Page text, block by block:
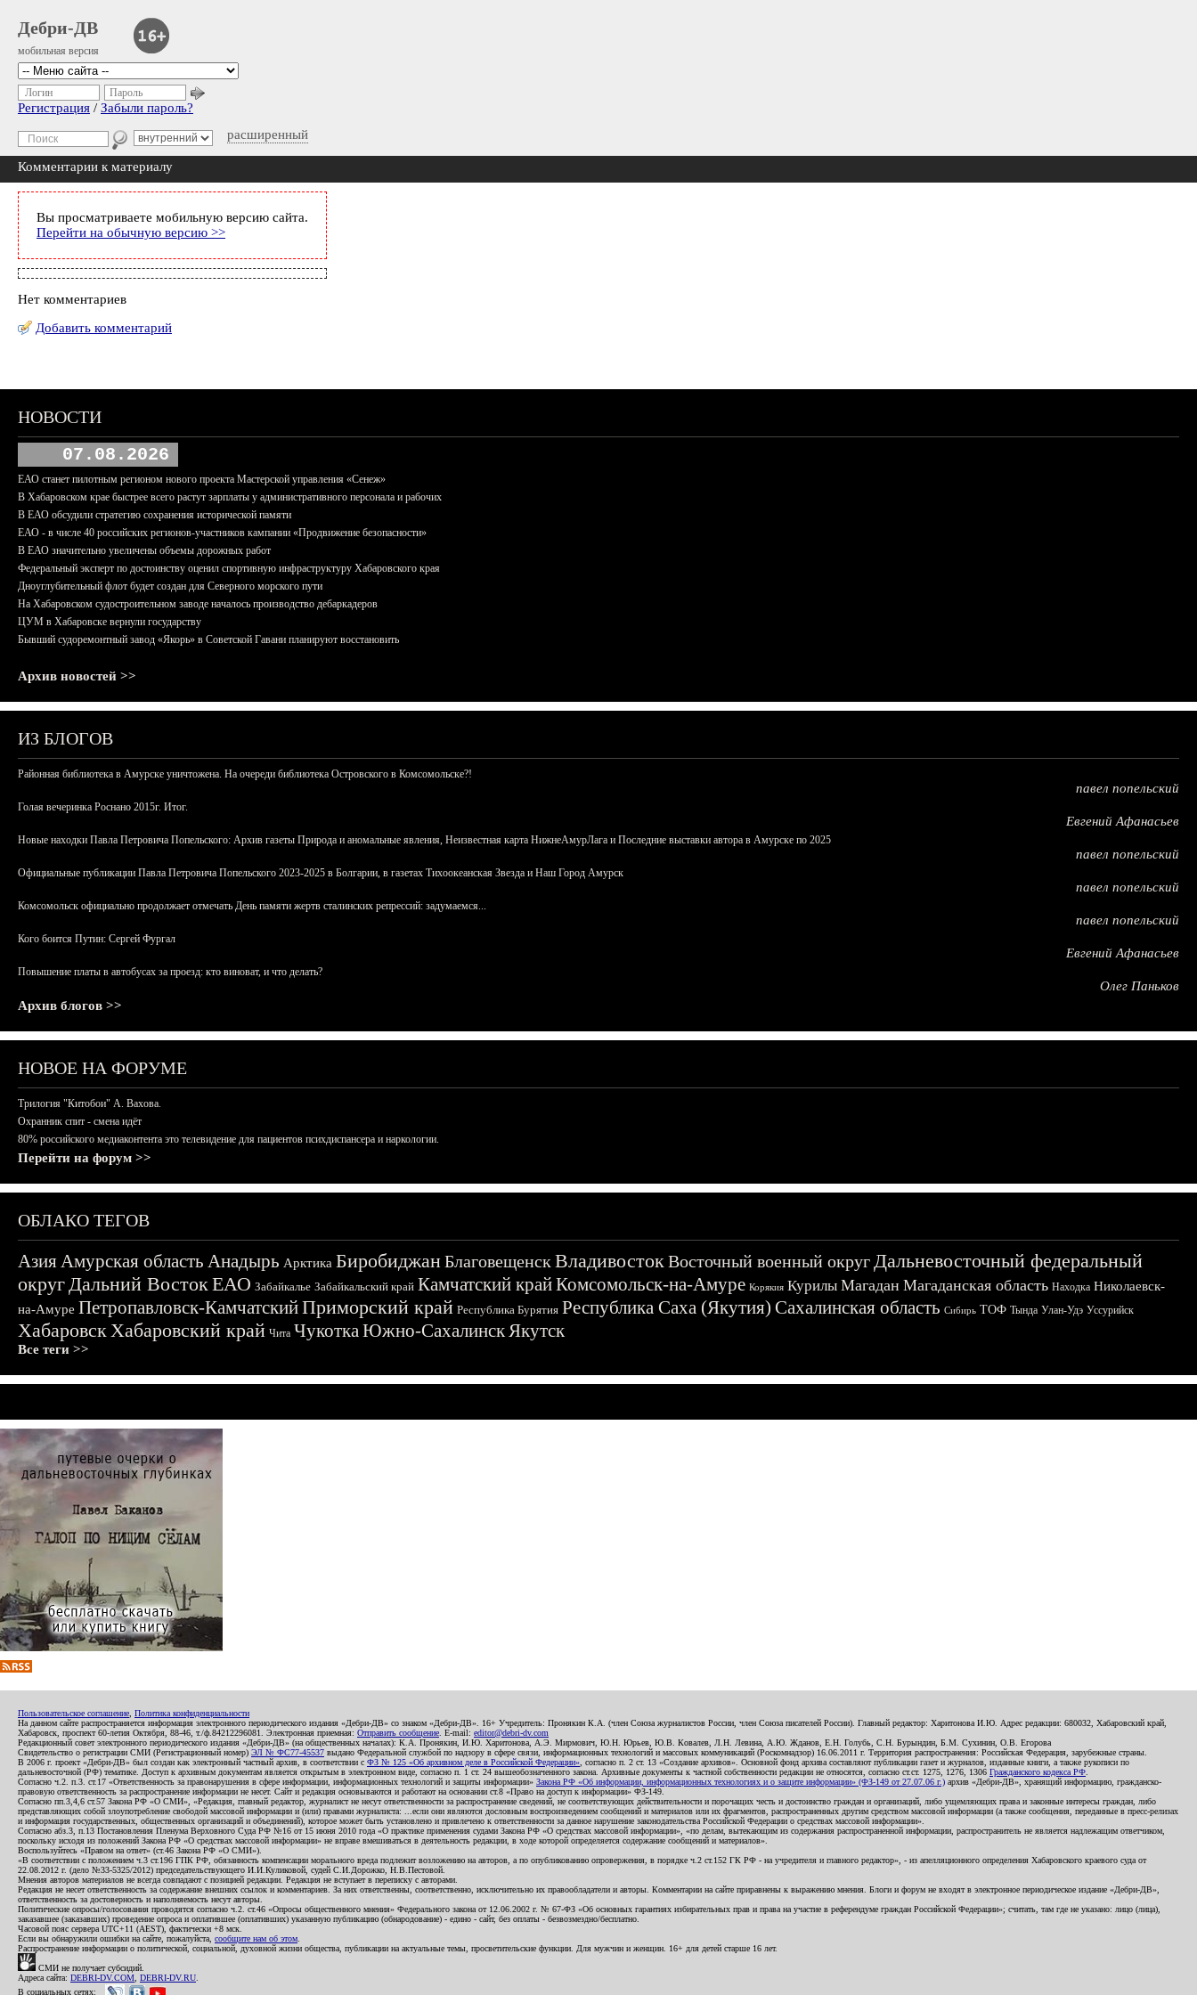
Дебри-ДВ
мобильная версия
расширенный
Логин Пароль
Регистрация / Забыли пароль?
Комментарии к материалу
Вы просматриваете мобильную версию сайта.
Перейти на обычную версию >>
Нет комментариев
Добавить комментарий
НОВОСТИ
07.08.2026
ЕАО станет пилотным регионом нового проекта Мастерской управления «Сенеж»
В Хабаровском крае быстрее всего растут зарплаты у административного персонала и рабочих
В ЕАО обсудили стратегию сохранения исторической памяти
ЕАО - в числе 40 российских регионов-участников кампании «Продвижение безопасности»
В ЕАО значительно увеличены объемы дорожных работ
Федеральный эксперт по достоинству оценил спортивную инфраструктуру Хабаровского края
Дноуглубительный флот будет создан для Северного морского пути
На Хабаровском судостроительном заводе началось производство дебаркадеров
ЦУМ в Хабаровске вернули государству
Бывший судоремонтный завод «Якорь» в Советской Гавани планируют восстановить
Архив новостей >>
ИЗ БЛОГОВ
Районная библиотека в Амурске уничтожена. На очереди библиотека Островского в Комсомольске?!
павел попельский
Голая вечеринка Роснано 2015г. Итог.
Евгений Афанасьев
Новые находки Павла Петровича Попельского: Архив газеты Природа и аномальные явления, Неизвестная карта НижнеАмурЛага и Последние выставки автора в Амурске по 2025
павел попельский
Официальные публикации Павла Петровича Попельского 2023-2025 в Болгарии, в газетах Тихоокеанская Звезда и Наш Город Амурск
павел попельский
Комсомольск официально продолжает отмечать День памяти жертв сталинских репрессий: задумаемся...
павел попельский
Кого боится Путин: Сергей Фургал
Евгений Афанасьев
Повышение платы в автобусах за проезд: кто виноват, и что делать?
Олег Паньков
Архив блогов >>
НОВОЕ НА ФОРУМЕ
Трилогия "Китобои" А. Вахова.
Охранник спит - смена идёт
80% российского медиаконтента это телевидение для пациентов психдиспансера и наркологии.
Перейти на форум >>
ОБЛАКО ТЕГОВ
АзияАмурская область Анадырь Арктика БиробиджанБлаговещенскВладивостокВосточный военный округДальневосточный федеральный
округДальний ВостокЕАО Забайкалье Забайкальский край Камчатский крайКомсомольск-на-Амуре Корякия Курилы Магадан Магаданская область Находка Николаевск-
на-Амуре Петропавловск-КамчатскийПриморский край Республика Бурятия Республика Саха (Якутия) Сахалинская область Сибирь ТОФ Тында Улан-Удэ Уссурийск
ХабаровскХабаровский край Чита ЧукоткаЮжно-СахалинскЯкутск
Все теги >>
Пользовательское соглашение Политика конфиденциальности
На данном сайте распространяется информация электронного периодического издания «Дебри-ДВ» со знаком «Дебри-ДВ». 16+ Учредитель: Пронякин К.А. (член Союза журналистов России, член Союза писателей России). Главный редактор: Харитонова И.Ю. Адрес редакции: 680032, Хабаровский край,
Хабаровск, проспект 60-летия Октября, 88-46, т./ф.84212296081. Электронная приемная: Отправить сообщение . E-mail: editor@debri-dv.com
Редакционный совет электронного периодического издания «Дебри-ДВ» (на общественных началах): К.А. Пронякин, И.Ю. Харитонова, А.Э. Мирмович, Ю.Н. Юрьев, Ю.В. Ковалев, Л.Н. Левина, А.Ю. Жданов, Е.Н. Голубь, С.Н. Бурындин, Б.М. Сухинин, О.В. Егорова
Свидетельство о регистрации СМИ (Регистрационный номер) ЭЛ № ФС77-45537 выдано Федеральной службой по надзору в сфере связи, информационных технологий и массовых коммуникаций (Роскомнадзор) 16.06.2011 г. Территория распространения: Российская Федерация, зарубежные страны.
В 2006 г. проект «Дебри-ДВ» был создан как электронный частный архив, в соответствии с ФЗ № 125 «Об архивном деле в Российской Федерации» , согласно п. 2 ст. 13 «Создание архивов». Основной фонд архива составляют публикации газет и журналов, изданные книги, а также рукописи по
дальневосточной (РФ) тематике. Доступ к архивным документам является открытым в электронном виде, согласно п. 1 ст. 24 вышеобозначенного закона. Архивные документы к частной собственности редакции не относятся, согласно ст.ст. 1275, 1276, 1306 Гражданского кодекса РФ
Согласно ч.2. п.3. ст.17 «Ответственность за правонарушения в сфере информации, информационных технологий и защиты информации» Закона РФ «Об информации, информационных технологиях и о защите информации» (ФЗ-149 от 27.07.06 г.) архив «Дебри-ДВ», хранящий информацию, гражданско-
правовую ответственность за распространение информации не несет. Сайт и редакция основываются и работают на основании ст.8 «Право на доступ к информации» ФЗ-149.
Согласно пп.3,4,6 ст.57 Закона РФ «О СМИ», «Редакция, главный редактор, журналист не несут ответственности за распространение сведений, не соответствующих действительности и порочащих честь и достоинство граждан и организаций, либо ущемляющих права и законные интересы граждан, либо
представляющих собой злоупотребление свободой массовой информации и (или) правами журналиста: ...если они являются дословным воспроизведением сообщений и материалов или их фрагментов, распространенных другим средством массовой информации (а также сообщения, переданные в пресс-релизах
и информация государственных, общественных организаций и объединений), которое может быть установлено и привлечено к ответственности за данное нарушение законодательства Российской Федерации о средствах массовой информации».
Согласно абз.3, п.13 Постановления Пленума Верховного Суда РФ №16 от 15 июня 2010 года «О практике применения судами Закона РФ «О средствах массовой информации», «по делам, вытекающим из содержания распространенной информации, распространитель не является надлежащим ответчиком,
поскольку исходя из положений Закона РФ «О средствах массовой информации» не вправе вмешиваться в деятельность редакции, в ходе которой определяется содержание сообщений и материалов».
Воспользуйтесь «Правом на ответ» (ст.46 Закона РФ «О СМИ»).
«В соответствии с положением ч.3 ст.196 ГПК РФ, обязанность компенсации морального вреда подлежит возложению на авторов, а по опубликованию опровержения, в порядке ч.2 ст.152 ГК РФ - на учредителя и главного редактор», - из апелляционного определения Хабаровского краевого суда от
22.08.2012 г. (дело №33-5325/2012) председательствующего И.И.Куликовой, судей С.И.Дорожко, Н.В.Пестовой.
Мнения авторов материалов не всегда совпадают с позицией редакции. Редакция не вступает в переписку с авторами.
Редакция не несет ответственность за содержание внешних ссылок и комментариев. За них ответственны, соответственно, исключительно их правообладатели и авторы. Комментарии на сайте приравнены к выражению мнения. Блоги и форум не входят в электронное периодическое издание «Дебри-ДВ»,
ответственность за достоверность и наполняемость несут авторы.
Политические опросы/голосования проводятся согласно ч.2. ст.46 «Опросы общественного мнения» Федерального закона от 12.06.2002 г. № 67-ФЗ «Об основных гарантиях избирательных прав и права на участие в референдуме граждан Российской Федерации»; считать, там где не указано: лицо (лица),
заказавшее (заказавших) проведение опроса и оплатившее (оплативших) указанную публикацию (обнародование) - едино - сайт, без оплаты - безвозмездно/бесплатно.
Часовой пояс сервера UTC+11 (AEST), фактически +8 мск.
Если вы обнаружили ошибки на сайте, пожалуйста, сообщите нам об этом
Распространение информации о политической, социальной, духовной жизни общества, публикации на актуальные темы, просветительские функции. Для мужчин и женщин. 16+ для детей старше 16 лет.
СМИ не получает субсидий.
Адреса сайта: DEBRI-DV.COM DEBRI-DV.RU
В социальных сетях: